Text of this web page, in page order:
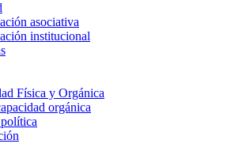
asociativa
institucional
Física y Orgánica
orgánica